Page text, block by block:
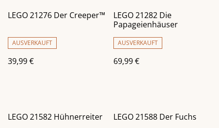
LEGO 21276 Der Creeper™
AUSVERKAUFT
39,99 €
LEGO 21282 Die
Papageienhäuser
AUSVERKAUFT
69,99 €
LEGO 21582 Hühnerreiter LEGO 21588 Der Fuchs